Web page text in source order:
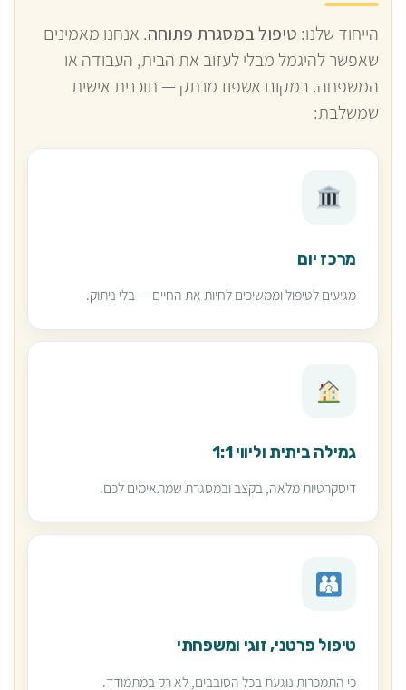
הייחוד שלנו: טיפול במסגרת פתוחה. אנחנו מאמינים
שאפשר להיגמל מבלי לעזוב את הבית, העבודה או
המשפחה. במקום אשפוז מנתק — תוכנית אישית
שמשלבת:
מרכז יום
מגיעים לטיפול וממשיכים לחיות את החיים — בלי ניתוק.
גמילה ביתית וליווי 1:1
דיסקרטיות מלאה, בקצב ובמסגרת שמתאימים לכם.
טיפול פרטני, זוגי ומשפחתי
כי התמכרות נוגעת בכל הסובבים, לא רק במתמודד.